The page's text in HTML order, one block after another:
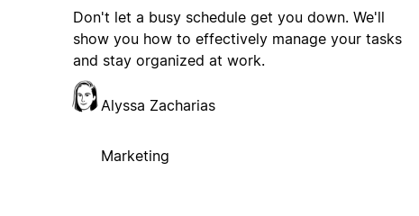
Don't let a busy schedule get you down. We'll
show you how to effectively manage your tasks
and stay organized at work.
Alyssa Zacharias
Marketing